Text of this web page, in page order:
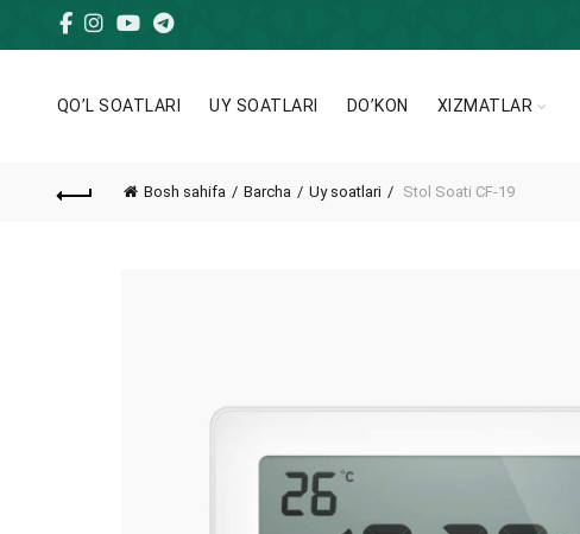
QO’L SOATLARI UY SOATLARI DO’KON XIZMATLAR
Bosh sahifa Barcha Uy soatlari Stol Soati CF-19